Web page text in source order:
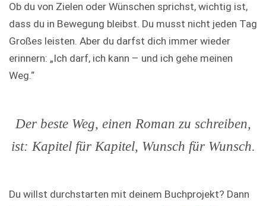
Ob du von Zielen oder Wünschen sprichst, wichtig ist,
dass du in Bewegung bleibst. Du musst nicht jeden Tag
Großes leisten. Aber du darfst dich immer wieder
erinnern: „Ich darf, ich kann – und ich gehe meinen
Weg.“
Der beste Weg, einen Roman zu schreiben,
ist: Kapitel für Kapitel, Wunsch für Wunsch.
Du willst durchstarten mit deinem Buchprojekt? Dann